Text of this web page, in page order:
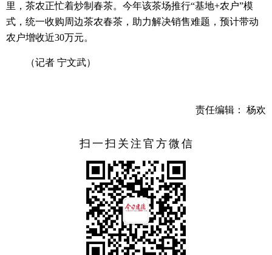
里，茶农正忙着炒制春茶。今年该茶场推行“基地+农户”模
式，统一收购周边茶农春茶，助力解决销售难题，预计带动
农户增收近30万元。
（记者 宁文武）
责任编辑： 杨欢
扫一扫关注官方微信